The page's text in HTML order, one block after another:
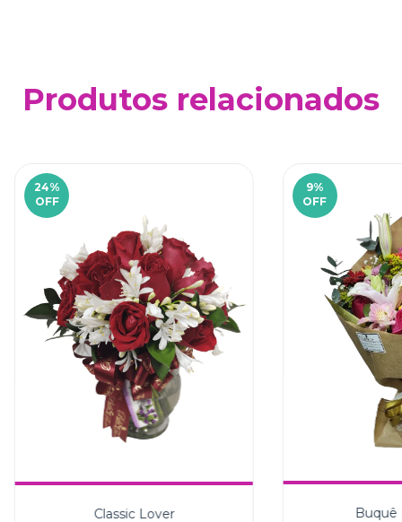
Produtos relacionados
24%
OFF
Classic Lover
9%
OFF
Buquê